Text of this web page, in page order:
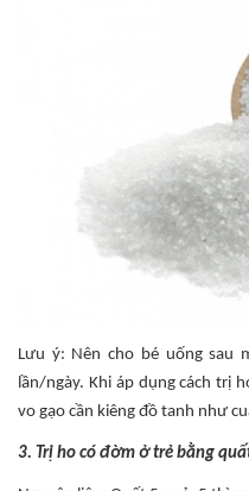
Lưu ý: Nên cho bé uống sau
lần/ngày. Khi áp dụng cách trị
vo gạo cần kiêng đồ tanh như
3. Trị ho có đờm ở trẻ bằng